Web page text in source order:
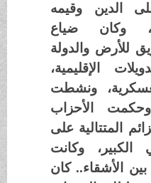
الدين وقيمه
وكان ضياع
للأرض والدولة
الإقليمية،
ونشطت
الأحزاب
المتتالية على
وكانت
الأشقاء.. كان